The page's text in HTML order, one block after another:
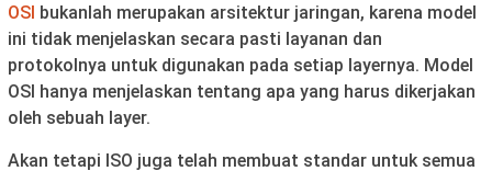
OSI bukanlah merupakan arsitektur jaringan, karena model
ini tidak menjelaskan secara pasti layanan dan
protokolnya untuk digunakan pada setiap layernya. Model
OSI hanya menjelaskan tentang apa yang harus dikerjakan
oleh sebuah layer.
Akan tetapi ISO juga telah membuat standar untuk semua